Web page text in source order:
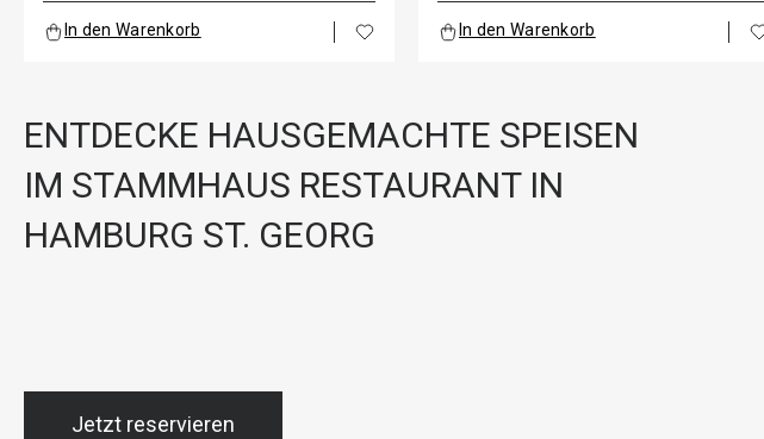
In den Warenkorb In den Warenkorb
ENTDECKE HAUSGEMACHTE SPEISEN
IM STAMMHAUS RESTAURANT IN
HAMBURG ST. GEORG
Jetzt reservieren